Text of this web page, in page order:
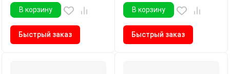
В корзину
Быстрый заказ
В корзину
Быстрый заказ